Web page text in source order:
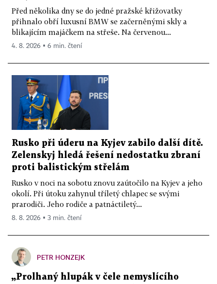
Před několika dny se do jedné pražské křižovatky
přihnalo obří luxusní BMW se začerněnými skly a
blikajícím majáčkem na střeše. Na červenou...
4. 8. 2026 ▪ 6 min. čtení
Rusko při úderu na Kyjev zabilo další dítě.
Zelenskyj hledá řešení nedostatku zbraní
proti balistickým střelám
Rusko v noci na sobotu znovu zaútočilo na Kyjev a jeho
okolí. Při útoku zahynul tříletý chlapec se svými
prarodiči. Jeho rodiče a patnáctiletý...
8. 8. 2026 ▪ 3 min. čtení
PETR HONZEJK
„Prolhaný hlupák v čele nemyslícího